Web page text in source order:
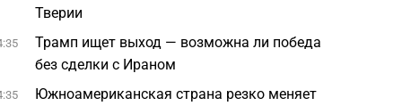
Тверии
Трамп ищет выход — возможна ли победа
без сделки с Ираном
Южноамериканская страна резко меняет